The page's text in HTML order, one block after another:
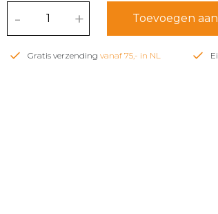
- + Toevoegen
Gratis verzending vanaf 75,- in NL